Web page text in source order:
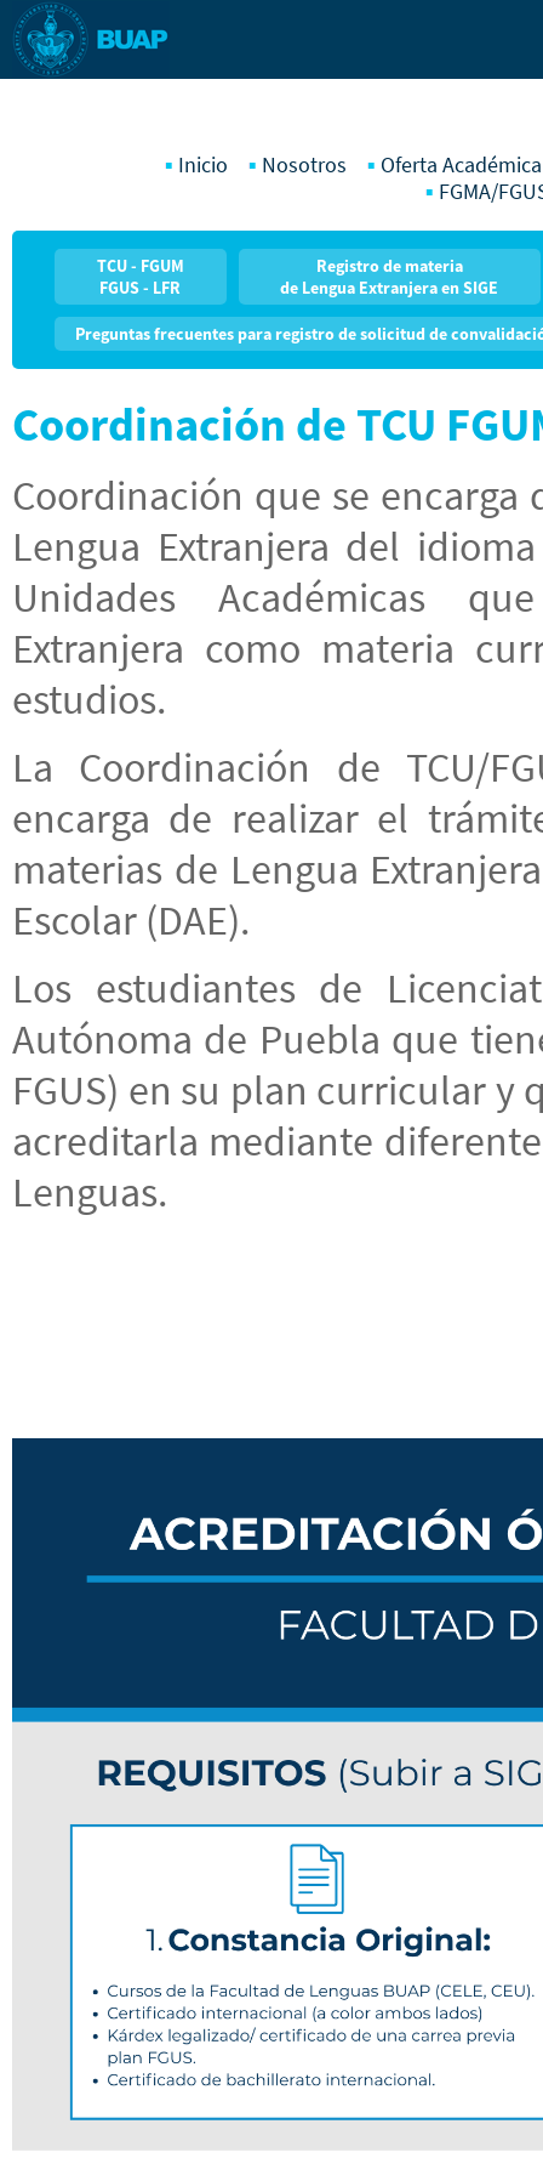
Inicio Nosotros
Oferta Académica
FGMA/
TCU - FGUM
FGUS - LFR
Registro de materia
de Lengua Extranjera en SIGE
Preguntas frecuentes para registro de solicitud de
Coordinación de TCU
Coordinación que se encarga
Lengua Extranjera del
Unidades Académicas
Extranjera como materia
estudios.
La Coordinación de TCU/
encarga de realizar el
materias de Lengua
Escolar (DAE).
Los estudiantes de
Autónoma de Puebla que
FGUS) en su plan curricular
acreditarla mediante
Lenguas.